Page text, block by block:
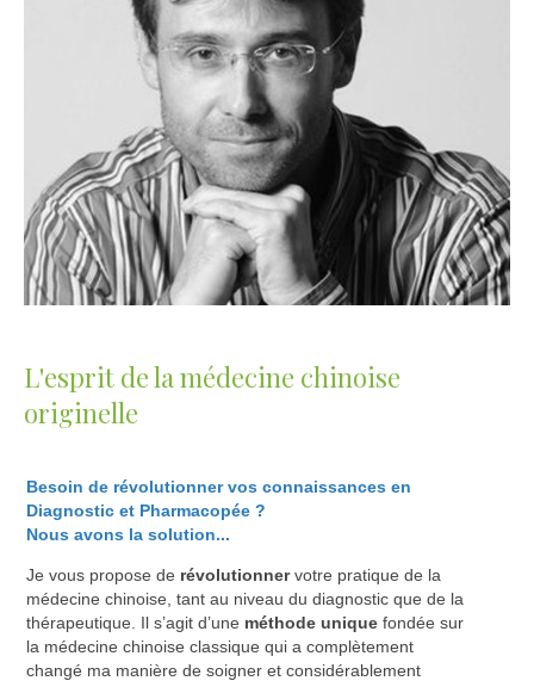
L'esprit de la médecine chinoise
originelle
Besoin de révolutionner vos connaissances en
Diagnostic et Pharmacopée ?
Nous avons la solution...
Je vous propose de révolutionnervotre pratique de la
médecine chinoise, tant au niveau du diagnostic que de la
thérapeutique. Il s’agit d’une méthode unique fondée sur
la médecine chinoise classique qui a complètement
changé ma manière de soigner et considérablement